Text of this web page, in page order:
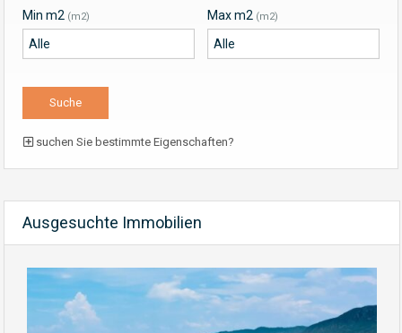
Min m2 (m2) Max m2 (m2)
suchen Sie bestimmte Eigenschaften?
Ausgesuchte Immobilien